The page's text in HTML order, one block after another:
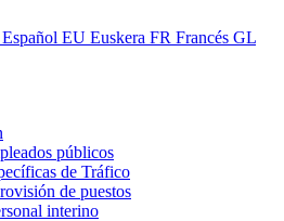
Español EU Euskera FR Francés GL
públicos
de Tráfico
de puestos
interino